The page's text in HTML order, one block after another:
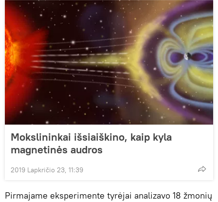
Mokslininkai išsiaiškino, kaip kyla
magnetinės audros
2019 Lapkričio 23, 11:39
Pirmajame eksperimente tyrėjai analizavo 18 žmonių